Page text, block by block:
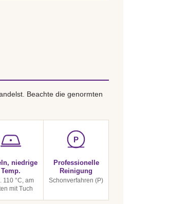
Beachte die genormten
niedrige
Temp.
110 °C, am
mit Tuch
P
Professionelle
Reinigung
Schonverfahren (P)